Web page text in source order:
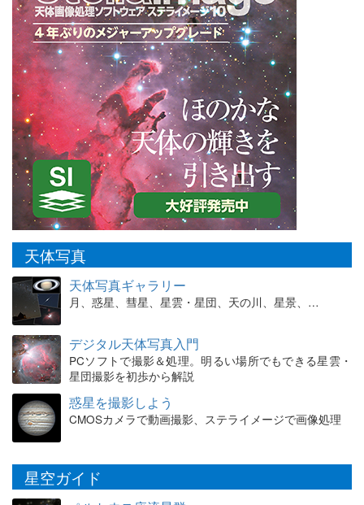
天体写真
天体写真ギャラリー
月、惑星、彗星、星雲・星団、天の川、星景、…
デジタル天体写真入門
PCソフトで撮影＆処理。明るい場所でもできる星雲・
星団撮影を初歩から解説
惑星を撮影しよう
CMOSカメラで動画撮影、ステライメージで画像処理
星空ガイド